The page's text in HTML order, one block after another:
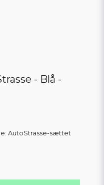
- Blå -
AutoStrasse-sættet